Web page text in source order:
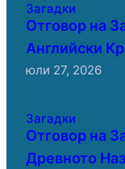
Загадки
Отговор на
Английски
юли 27, 2026
Загадки
Отговор на
Древното